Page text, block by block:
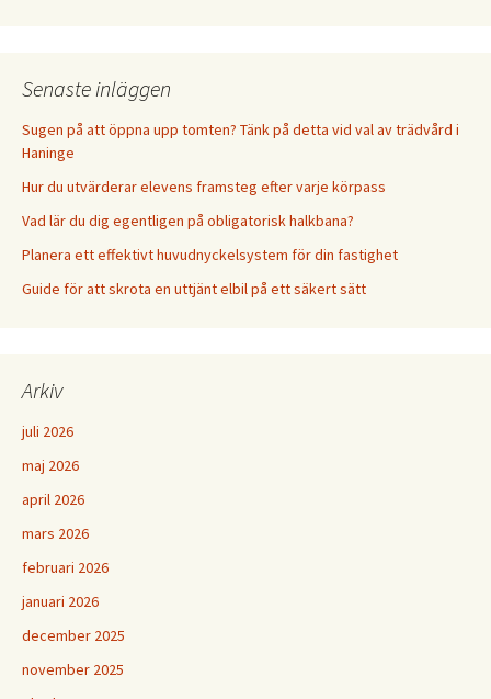
Senaste inläggen
Sugen på att öppna upp tomten? Tänk på detta vid val av trädvård i
Haninge
Hur du utvärderar elevens framsteg efter varje körpass
Vad lär du dig egentligen på obligatorisk halkbana?
Planera ett effektivt huvudnyckelsystem för din fastighet
Guide för att skrota en uttjänt elbil på ett säkert sätt
Arkiv
juli 2026
maj 2026
april 2026
mars 2026
februari 2026
januari 2026
december 2025
november 2025